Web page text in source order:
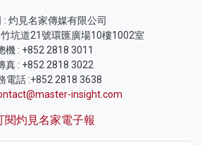
: 灼見名家傳媒有限公司
坑道21號環匯廣場10樓1002室
機 : +852 2818 3011
真 : +852 2818 3022
電話 :+852 2818 3638
insight.com
閱灼見名家電子報